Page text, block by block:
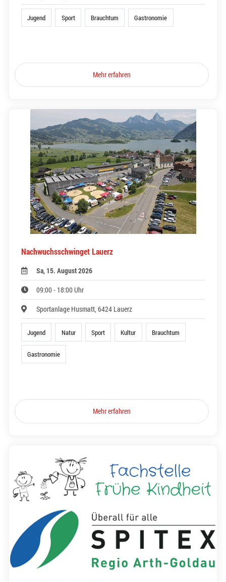
Jugend Sport Brauchtum Gastronomie
Mehr erfahren
Nachwuchsschwinget Lauerz
Sa, 15. August 2026
09:00 - 18:00 Uhr
Sportanlage Husmatt, 6424 Lauerz
Jugend Natur Sport Kultur Brauchtum
Gastronomie
Mehr erfahren